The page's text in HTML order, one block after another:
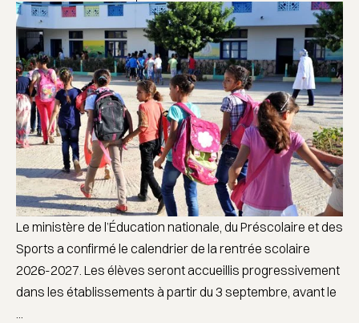
Le ministère de l’Éducation nationale, du Préscolaire et des
Sports a confirmé le calendrier de la rentrée scolaire
2026-2027. Les élèves seront accueillis progressivement
dans les établissements à partir du 3 septembre, avant le
...